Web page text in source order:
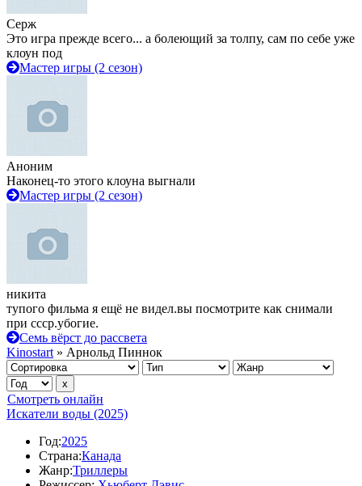
Серж
Это игра прежде всего... а болеющий за толпу, сам по себе уже
клоун под
Мастер игры (2 сезон)
Аноним
Наконец-то этого клоуна выгнали
Мастер игры (2 сезон)
никита
тупого фильма я ещё не видел.вы посмотрите как снимали
при ссср.убогие.
Семь вёрст до рассвета
Kinostart » Арнольд Пиннок
Смотреть онлайн
Искатели воды (2025)
Год:2025
Страна:Канада
Жанр:Триллеры